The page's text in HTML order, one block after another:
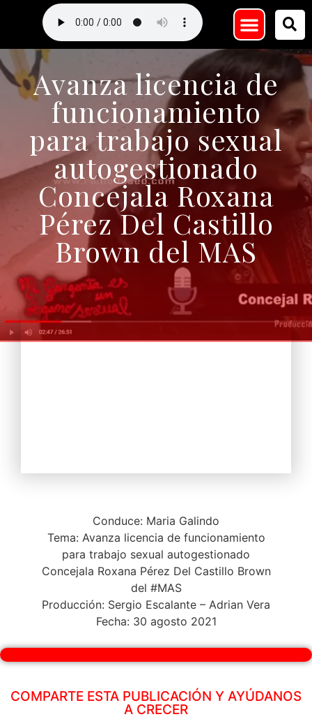
Avanza licencia de
funcionamiento
para trabajo sexual
autogestionado
Concejala Roxana
Pérez Del Castillo
Brown del MAS
Conduce: Maria Galindo
Tema: Avanza licencia de funcionamiento
para trabajo sexual autogestionado
Concejala Roxana Pérez Del Castillo Brown
del #MAS
Producción: Sergio Escalante – Adrian Vera
Fecha: 30 agosto 2021
COMPARTE ESTA PUBLICACIÓN Y AYÚDANOS
A CRECER